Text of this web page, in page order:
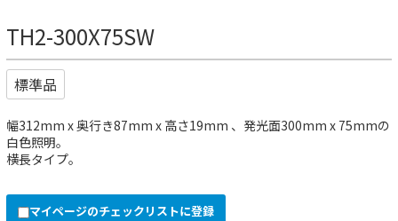
TH2-300X75SW
標準品
幅312mm x 奥行き87mm x 高さ19mm 、発光面300mm x 75mmの
白色照明。
横長タイプ。
マイページのチェックリストに登録